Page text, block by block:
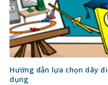
Hướng dẫn lựa chọn dây
dụng